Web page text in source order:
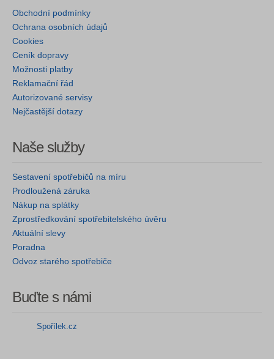
Obchodní podmínky
Ochrana osobních údajů
Cookies
Ceník dopravy
Možnosti platby
Reklamační řád
Autorizované servisy
Nejčastější dotazy
Naše služby
Sestavení spotřebičů na míru
Prodloužená záruka
Nákup na splátky
Zprostředkování spotřebitelského úvěru
Aktuální slevy
Poradna
Odvoz starého spotřebiče
Buďte s námi
Spořílek.cz